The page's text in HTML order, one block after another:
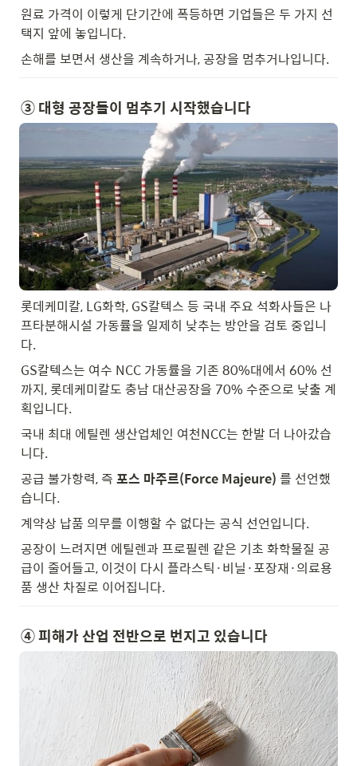
원료 가격이 이렇게 단기간에 폭등하면 기업들은 두 가지 선
택지 앞에 놓입니다.
손해를 보면서 생산을 계속하거나, 공장을 멈추거나입니다.
③ 대형 공장들이 멈추기 시작했습니다
롯데케미칼, LG화학, GS칼텍스 등 국내 주요 석화사들은 나
프타분해시설 가동률을 일제히 낮추는 방안을 검토 중입니
다.
GS칼텍스는 여수 NCC 가동률을 기존 80%대에서 60% 선
까지, 롯데케미칼도 충남 대산공장을 70% 수준으로 낮출 계
획입니다.
국내 최대 에틸렌 생산업체인 여천NCC는 한발 더 나아갔습
니다.
공급 불가항력, 즉 포스 마주르(Force Majeure) 를 선언했
습니다.
계약상 납품 의무를 이행할 수 없다는 공식 선언입니다.
공장이 느려지면 에틸렌과 프로필렌 같은 기초 화학물질 공
급이 줄어들고, 이것이 다시 플라스틱·비닐·포장재·의료용
품 생산 차질로 이어집니다.
④ 피해가 산업 전반으로 번지고 있습니다